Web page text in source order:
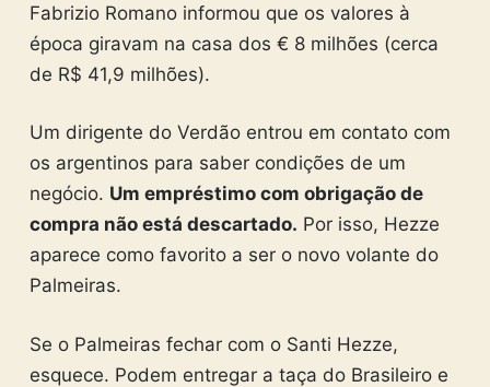
Fabrizio Romano informou que os valores à
época giravam na casa dos € 8 milhões (cerca
de R$ 41,9 milhões).
Um dirigente do Verdão entrou em contato com
os argentinos para saber condições de um
negócio. Um empréstimo com obrigação de
compra não está descartado. Por isso, Hezze
aparece como favorito a ser o novo volante do
Palmeiras.
Se o Palmeiras fechar com o Santi Hezze,
esquece. Podem entregar a taça do Brasileiro e